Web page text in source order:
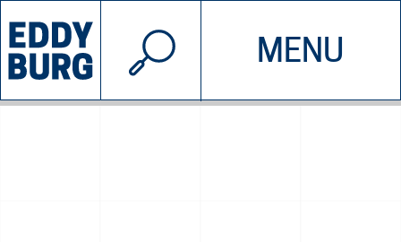
MENU
INIZIATIVE CHI SIAMO
© 2026 EDDYBURG